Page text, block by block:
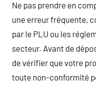
Ne pas prendre en
une erreur fréquente,
par le PLU ou les
secteur. Avant de
de vérifier que votre
toute non-conformité